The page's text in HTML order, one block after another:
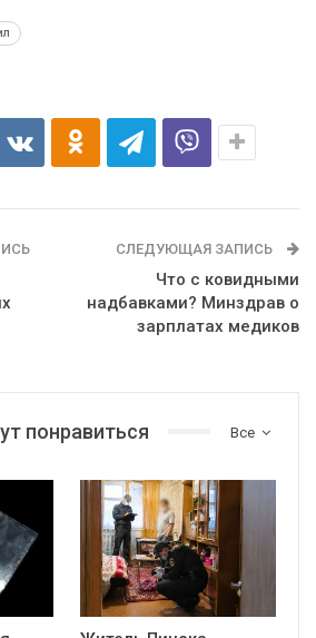
СЛЕДУЮЩАЯ ЗАПИСЬ
Что с ковидными
надбавками? Минздрав о
зарплатах медиков
Все
понравиться